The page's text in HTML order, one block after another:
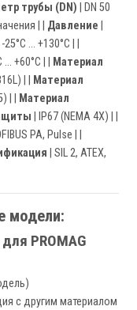
трубы (DN) | DN 50
| | Давление
| -25°C … +130°C | |
… +60°C | |
Материал
| |
Материал
| |
Материал
| IP67 (NEMA 4X) | |
PA, Pulse | |
| SIL 2, ATEX,
модели:
PROMAG
с другим материалом